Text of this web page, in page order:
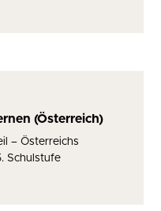
(Österreich)
– Österreichs
Schulstufe